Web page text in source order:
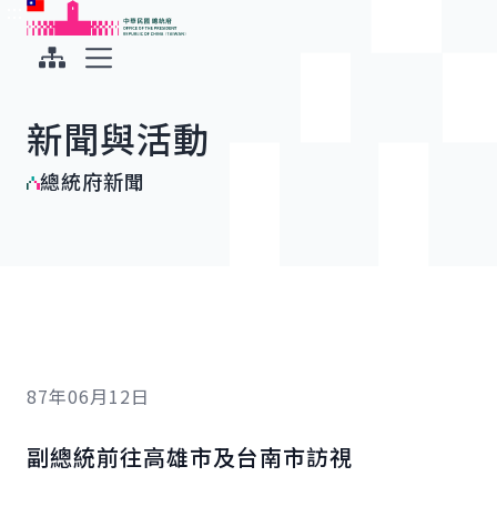
跳到主要內容
中華民國總統府
新聞與活動
總統府新聞
87年06月12日
副總統前往高雄市及台南市訪視